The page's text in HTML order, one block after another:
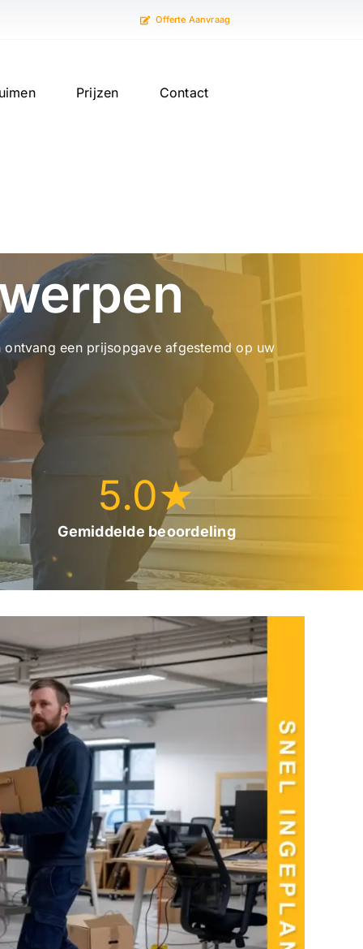
Offerte Aanvraag
Prijzen Contact
een prijsopgave afgestemd op uw
5.0★
Gemiddelde beoordeling